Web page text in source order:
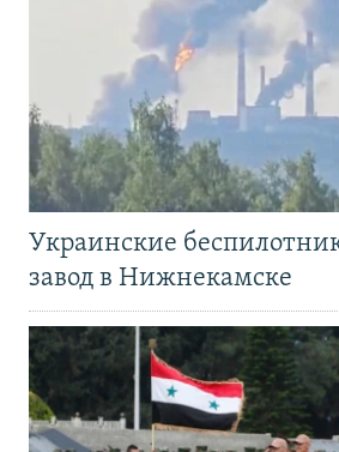
Украинские
завод в Нижнекамске